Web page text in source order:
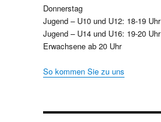
Donnerstag
Jugend – U10 und U12: 18-19 Uhr
Jugend – U14 und U16: 19-20 Uhr
Erwachsene ab 20 Uhr
So kommen Sie zu uns